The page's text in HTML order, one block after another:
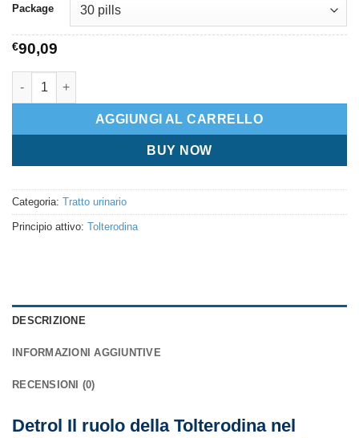
Package
€90,09
Detrol quantità
AGGIUNGI AL CARRELLO
BUY NOW
Categoria: Tratto urinario
Principio attivo: Tolterodina
DESCRIZIONE
INFORMAZIONI AGGIUNTIVE
RECENSIONI (0)
Detrol Il ruolo della Tolterodina nel